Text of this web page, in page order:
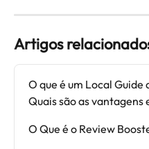
Artigos
O que é um Local Guide
Quais são as vantagens
O Que é o Review